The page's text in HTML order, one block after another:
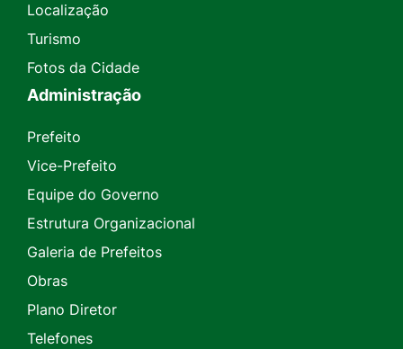
Localização
Turismo
Fotos da Cidade
Administração
Prefeito
Vice-Prefeito
Equipe do Governo
Estrutura Organizacional
Galeria de Prefeitos
Obras
Plano Diretor
Telefones